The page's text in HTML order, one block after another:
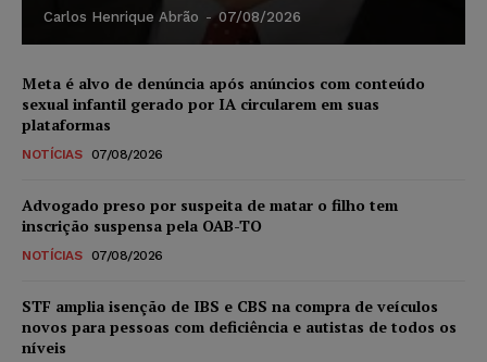
Carlos Henrique Abrão - 07/08/2026
Meta é alvo de denúncia após anúncios com conteúdo
sexual infantil gerado por IA circularem em suas
plataformas
NOTÍCIAS 07/08/2026
Advogado preso por suspeita de matar o filho tem
inscrição suspensa pela OAB-TO
NOTÍCIAS 07/08/2026
STF amplia isenção de IBS e CBS na compra de veículos
novos para pessoas com deficiência e autistas de todos os
níveis